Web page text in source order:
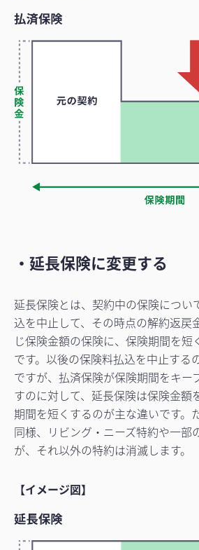
・延長保険に変更する
延長保険とは、契約中の保険につい
込を中止して、その時点の解約返戻
じ保険金額の保険に、保険期間を短
です。以後の保険料払込を中止する
ですが、払済保険が保険期間をキー
すのに対して、延長保険は保険金額
期間を短くするのが主な違いです。
同様、リビング・ニーズ特約や一部
が、それ以外の特約は消滅します。
【イメージ図】